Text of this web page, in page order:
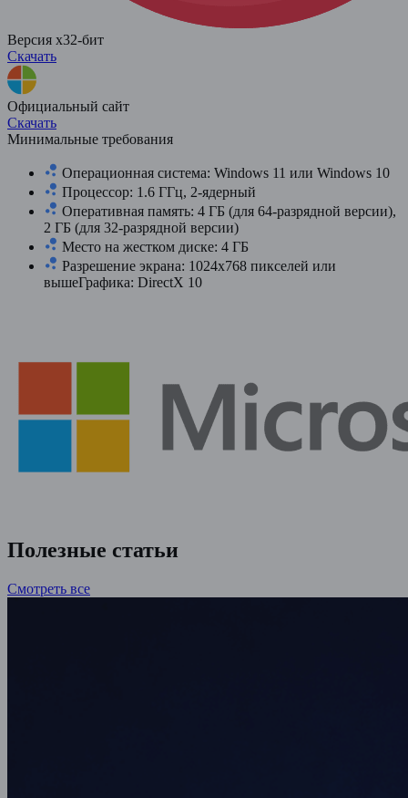
Версия x32-бит
Скачать
Официальный сайт
Скачать
Минимальные требования
Операционная система: Windows 11 или Windows 10
Процессор: 1.6 ГГц, 2-ядерный
Оперативная память: 4 ГБ (для 64-разрядной версии),
2 ГБ (для 32-разрядной версии)
Место на жестком диске: 4 ГБ
Разрешение экрана: 1024х768 пикселей или
вышеГрафика: DirectX 10
Полезные статьи
Смотреть все